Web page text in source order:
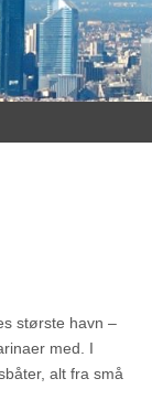
største havn –
med. I
alt fra små